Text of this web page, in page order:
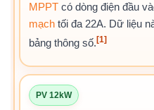
MPPT có dòng điện đầu
mạch tối đa 22A. Dữ liệu
bảng thông số. [1]
PV 12kW